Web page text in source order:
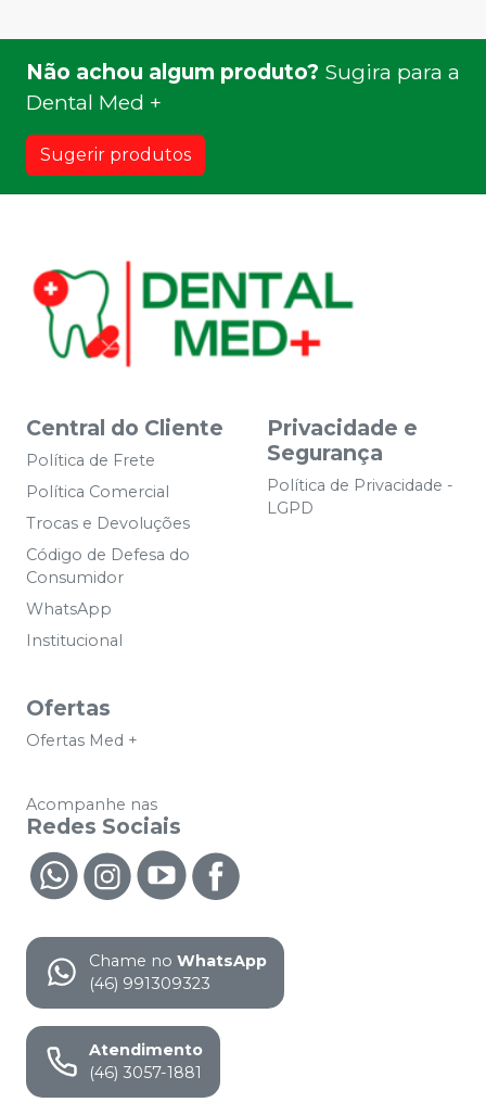
Não achou algum produto? Sugira para a
Dental Med +
Sugerir produtos
Central do Cliente
Política de Frete
Política Comercial
Trocas e Devoluções
Código de Defesa do
Consumidor
WhatsApp
Institucional
Privacidade e
Segurança
Política de Privacidade -
LGPD
Ofertas
Ofertas Med +
Acompanhe nas
Redes Sociais
Chame no WhatsApp
(46) 991309323
Atendimento
(46) 3057-1881